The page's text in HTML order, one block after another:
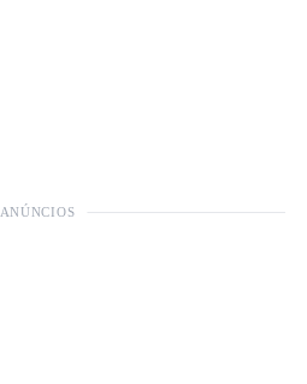
ANÚNCIOS